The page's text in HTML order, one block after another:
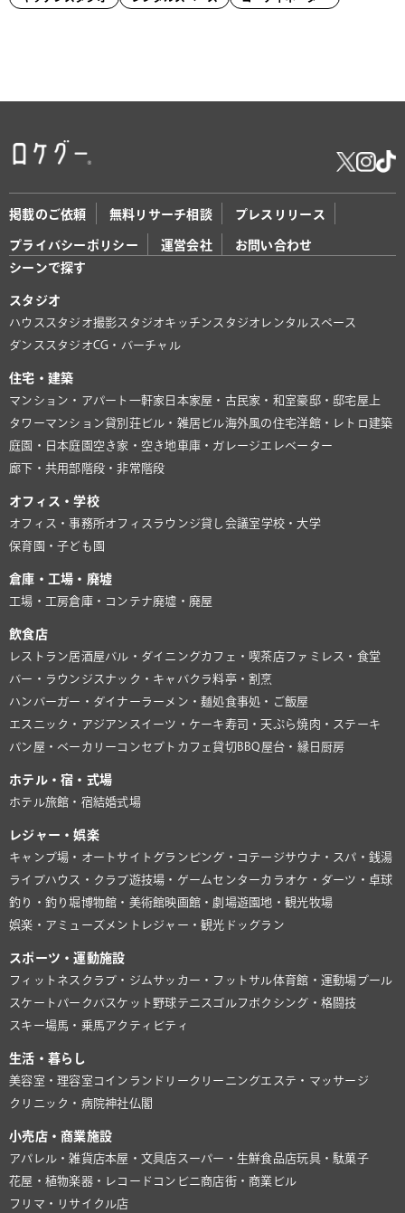
掲載のご依頼 無料リサーチ相談 プレスリリース
プライバシーポリシー 運営会社
お問い合わせ
シーンで探す
スタジオ
ハウススタジオ撮影スタジオキッチンスタジオ レンタルスペース
ダンススタジオCG・バーチャル
住宅・建築
マンション・アパート 一軒家 日本家屋・古民家・和室豪邸・邸宅屋上
タワーマンション貸別荘ビル・雑居ビル海外風の住宅洋館・レトロ建築
庭園・日本庭園 空き家・空き地 車庫・ガレージ エレベーター
廊下・共用部 階段・非常階段
オフィス・学校
オフィス・事務所オフィスラウンジ貸し会議室学校・大学
保育園・子ども園
倉庫・工場・廃墟
工場・工房倉庫・コンテナ廃墟・廃屋
飲食店
レストラン居酒屋バル・ダイニングカフェ・喫茶店ファミレス・食堂
バー・ラウンジ スナック・キャバクラ料亭・割烹
ハンバーガー・ダイナーラーメン・麺処食事処・ご飯屋
エスニック・アジアン スイーツ・ケーキ寿司・天ぷら焼肉・ステーキ
パン屋・ベーカリー コンセプトカフェ貸切BBQ 屋台・縁日 厨房
ホテル・宿・式場
ホテル旅館・宿結婚式場
レジャー・娯楽
キャンプ場・オートサイト グランピング・コテージサウナ・スパ・銭湯
ライブハウス・クラブ遊技場・ゲームセンターカラオケ・ダーツ・卓球
釣り・釣り堀博物館・美術館映画館・劇場遊園地・観光牧場
娯楽・アミューズメント レジャー・観光 ドッグラン
スポーツ・運動施設
フィットネスクラブ・ジム サッカー・フットサル体育館・運動場プール
スケートパーク バスケット 野球テニス ゴルフ ボクシング・格闘技
スキー場馬・乗馬アクティビティ
生活・暮らし
美容室・理容室 コインランドリー クリーニングエステ・マッサージ
クリニック・病院神社仏閣
小売店・商業施設
アパレル・雑貨店本屋・文具店 スーパー・生鮮食品店玩具・駄菓子
花屋・植物楽器・レコード コンビニ商店街・商業ビル
フリマ・リサイクル店